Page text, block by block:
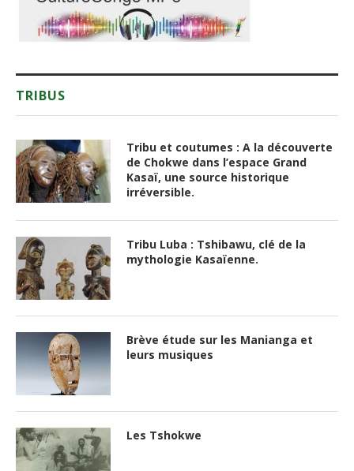
TRIBUS
Tribu et coutumes : A la découverte
de Chokwe dans l’espace Grand
Kasaï, une source historique
irréversible.
Tribu Luba : Tshibawu, clé de la
mythologie Kasaïenne.
Brève étude sur les Manianga et
leurs musiques
Les Tshokwe